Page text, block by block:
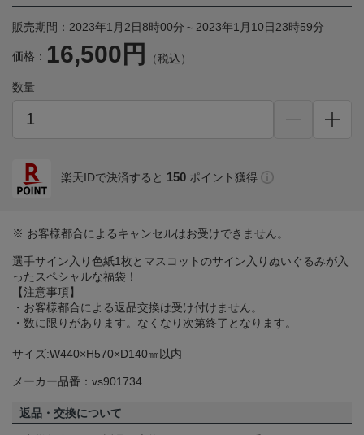
販売期間：2023年1月2日8時00分～2023年1月10日23時59分
価格： 16,500円 （税込）
数量
楽天IDで決済すると 150 ポイント獲得
※ お客様都合によるキャンセルはお受けできません。
選手サイン入り色紙1枚とマスコットのサイン入りぬいぐるみが入
ったスペシャルな福袋！
【注意事項】
・お客様都合による返品交換は受け付けません。
・数に限りがあります。なくなり次第終了となります。
サイズ:W440×H570×D140㎜以内
メーカー品番：vs901734
返品・交換について